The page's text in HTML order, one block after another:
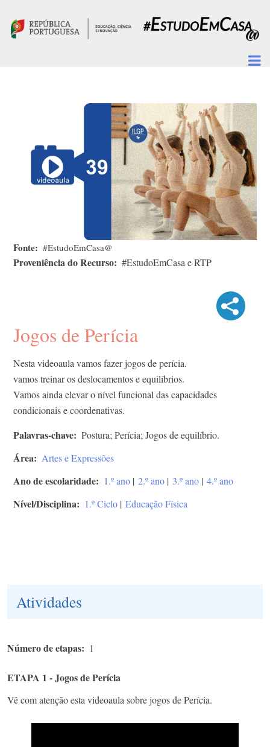
Fonte #EstudoEmCasa@
Proveniência do Recurso #EstudoEmCasa e RTP
Jogos de Perícia
Nesta videoaula vamos fazer jogos de perícia.
vamos treinar os deslocamentos e equilíbrios.
Vamos ainda elevar o nível funcional das capacidades
condicionais e coordenativas.
Palavras-chave Postura; Perícia; Jogos de equilíbrio.
Área Artes e Expressões
Ano de escolaridade 1.º ano | 2.º ano | 3.º ano | 4.º ano
Nível/Disciplina 1.º Ciclo | Educação Física
Atividades
Número de etapas 1
ETAPA 1 - Jogos de Perícia
Vê com atenção esta videoaula sobre jogos de Perícia.